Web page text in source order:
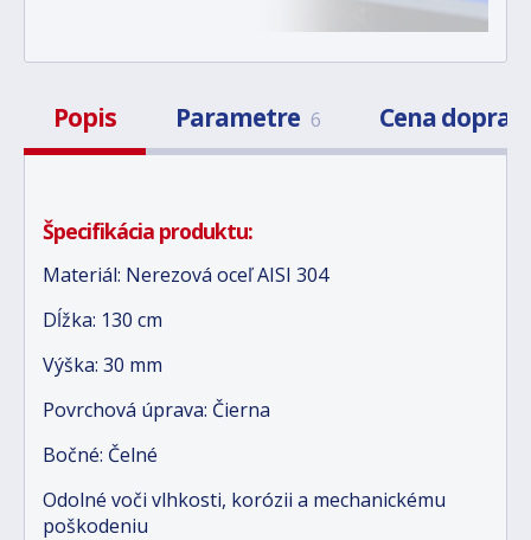
Popis Parametre 6 Cena
Špecifikácia produktu:
Materiál: Nerezová oceľ AISI 304
Dĺžka: 130 cm
Výška: 30 mm
Povrchová úprava: Čierna
Bočné: Čelné
Odolné voči vlhkosti, korózii a mechanickému
poškodeniu